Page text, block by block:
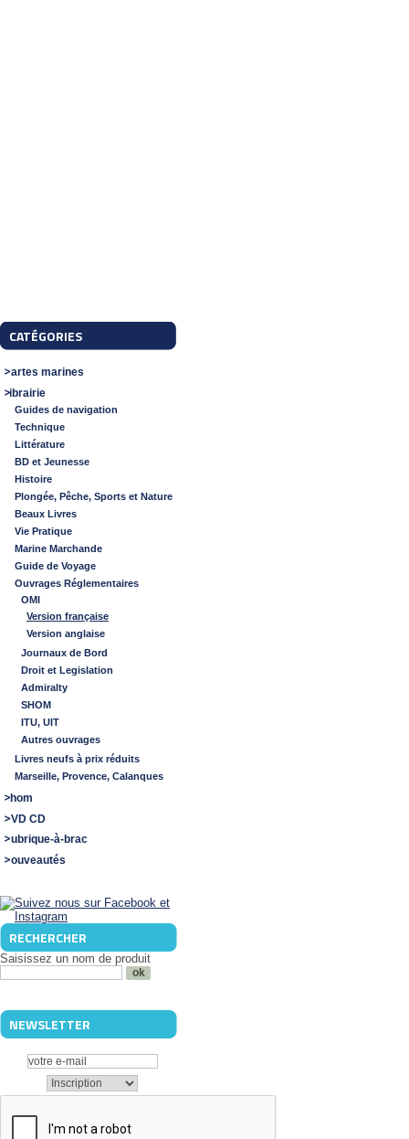
CATÉGORIES
Cartes marines
Librairie
Guides de navigation
Technique
Littérature
BD et Jeunesse
Histoire
Plongée, Pêche, Sports et Nature
Beaux Livres
Vie Pratique
Marine Marchande
Guide de Voyage
Ouvrages Réglementaires
OMI
Version française
Version anglaise
Journaux de Bord
Droit et Legislation
Admiralty
SHOM
ITU, UIT
Autres ouvrages
Livres neufs à prix réduits
Marseille, Provence, Calanques
Shom
DVD CD
Rubrique-à-brac
Nouveautés
RECHERCHER
Saisissez un nom de produit
NEWSLETTER